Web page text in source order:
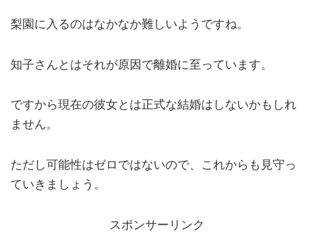
梨園に入るのはなかなか難しいようですね。
知子さんとはそれが原因で離婚に至っています。
ですから現在の彼女とは正式な結婚はしないかもしれ
ません。
ただし可能性はゼロではないので、これからも見守っ
ていきましょう。
スポンサーリンク